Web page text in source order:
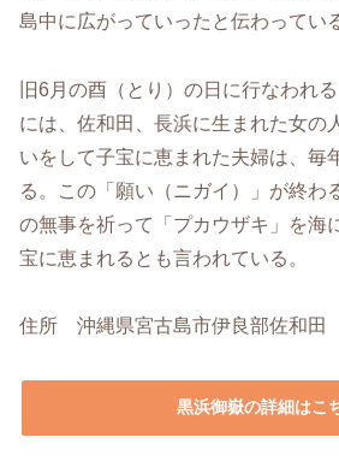
島中に広がっていったと伝わってい
旧6月の酉（とり）の日に行なわれ
には、佐和田、長浜に生まれた女の
いをして子宝に恵まれた夫婦は、毎
る。この「願い（ニガイ）」が終わ
の無事を祈って「プカウザキ」を海
宝に恵まれるとも言われている。
住所 沖縄県宮古島市伊良部佐和田
黒浜御嶽の詳細はこ